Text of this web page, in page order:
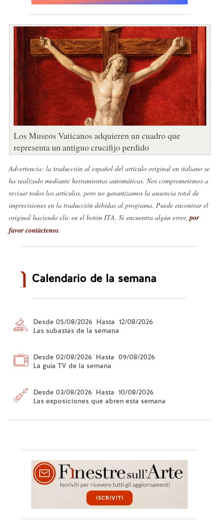
Los Museos Vaticanos adquieren un cuadro que
representa un antiguo crucifijo perdido
Advertencia: la traducción al español del artículo original en italiano se
ha realizado mediante herramientas automáticas. Nos comprometemos a
revisar todos los artículos, pero no garantizamos la ausencia total de
imprecisiones en la traducción debidas al programa. Puede encontrar el
original haciendo clic en el botón ITA. Si encuentra algún error,por
favor contáctenos.
Calendario de la semana
Desde 05/08/2026 Hasta 12/08/2026
Las subastas de la semana
Desde 02/08/2026 Hasta 09/08/2026
La guía TV de la semana
Desde 03/08/2026 Hasta 10/08/2026
Las exposiciones que abren esta semana